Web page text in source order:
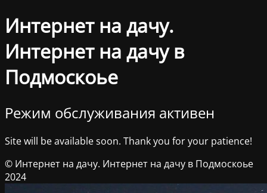
Интернет на дачу.
Интернет на дачу в
Подмоскоье
Режим обслуживания активен
Site will be available soon. Thank you for your patience!
© Интернет на дачу. Интернет на дачу в Подмоскоье
2024